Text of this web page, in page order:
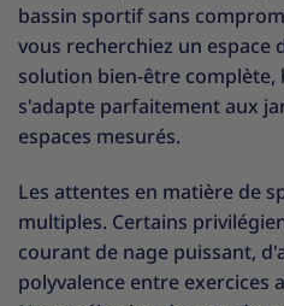
bassin sportif sans
vous recherchiez un espace
solution bien-être complète,
s'adapte parfaitement aux
espaces mesurés.
Les attentes en matière de
multiples. Certains
courant de nage puissant,
polyvalence entre exercices